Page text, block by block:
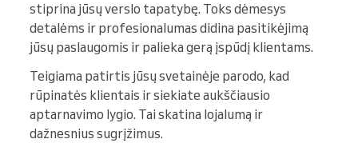
stiprina jūsų verslo tapatybę. Toks dėmesys
detalėms ir profesionalumas didina pasitikėjimą
jūsų paslaugomis ir palieka gerą įspūdį klientams.
Teigiama patirtis jūsų svetainėje parodo, kad
rūpinatės klientais ir siekiate aukščiausio
aptarnavimo lygio. Tai skatina lojalumą ir
dažnesnius sugrįžimus.